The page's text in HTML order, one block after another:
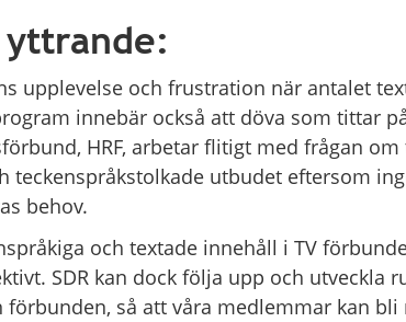
yttrande:
upplevelse och frustration när antalet
innebär också att döva som tittar
HRF, arbetar flitigt med frågan om
teckenspråkstolkade utbudet eftersom
behov.
och textade innehåll i TV
SDR kan dock följa upp och utveckla
så att våra medlemmar kan bli